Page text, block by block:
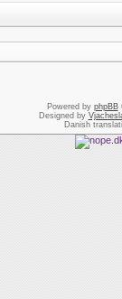
Powered by phpBB
Designed by
Danish